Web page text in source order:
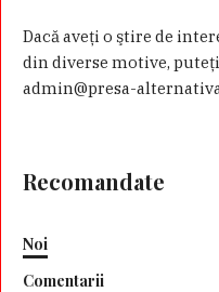
Dacă aveţi o ştire de
din diverse motive,
admin@presa-
Recomandate
Noi
Comentarii